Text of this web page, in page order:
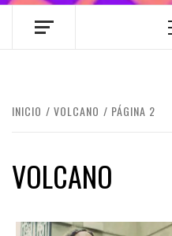
INICIO VOLCANO PÁGINA 2
VOLCANO